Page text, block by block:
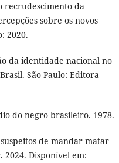
recrudescimento da
sobre os novos
2020.
da identidade nacional no
São Paulo: Editora
do negro brasileiro. 1978.
suspeitos de mandar matar
2024. Disponível em: